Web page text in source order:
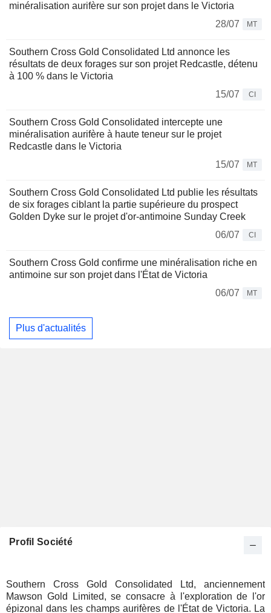
minéralisation aurifère sur son projet dans le Victoria
28/07
MT
Southern Cross Gold Consolidated Ltd annonce les
résultats de deux forages sur son projet Redcastle, détenu
à 100 % dans le Victoria
15/07
CI
Southern Cross Gold Consolidated intercepte une
minéralisation aurifère à haute teneur sur le projet
Redcastle dans le Victoria
15/07
MT
Southern Cross Gold Consolidated Ltd publie les résultats
de six forages ciblant la partie supérieure du prospect
Golden Dyke sur le projet d'or-antimoine Sunday Creek
06/07
CI
Southern Cross Gold confirme une minéralisation riche en
antimoine sur son projet dans l'État de Victoria
06/07
MT
Plus d'actualités
Profil Société
Southern Cross Gold Consolidated Ltd, anciennement
Mawson Gold Limited, se consacre à l'exploration de l'or
épizonal dans les champs aurifères de l'État de Victoria. La